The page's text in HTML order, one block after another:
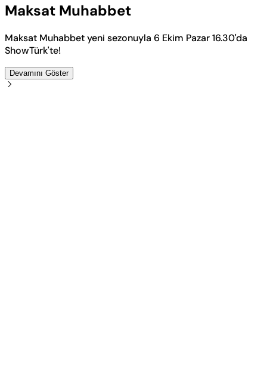
Maksat Muhabbet
Maksat Muhabbet yeni sezonuyla 6 Ekim Pazar 16.30'da
ShowTürk'te!
Devamını Göster